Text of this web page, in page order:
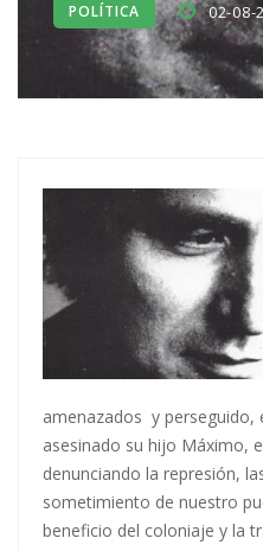
POLÍTICA 02-08-
amenazados y perseguido,
asesinado su hijo Máximo,
denunciando la represión,
sometimiento de nuestro
beneficio del coloniaje y la